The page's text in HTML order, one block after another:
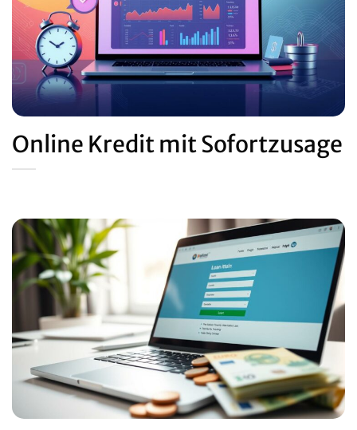
Online Kredit mit Sofortzusage